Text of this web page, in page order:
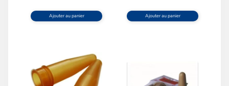
Ajouter au panier Ajouter au panier